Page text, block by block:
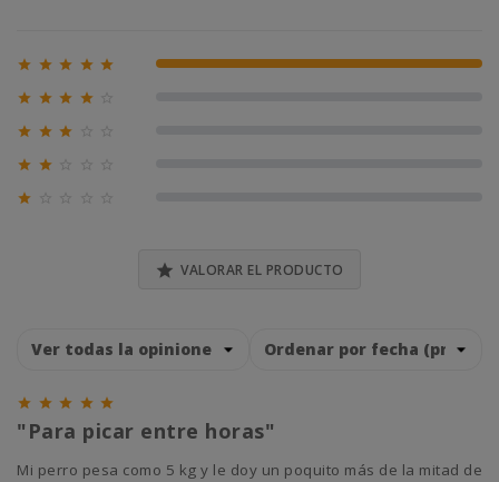
     100% (1)
   
  
 

 VALORAR EL PRODUCTO
    
"Para picar entre horas"
Mi perro pesa como 5 kg y le doy un poquito más de la mitad de